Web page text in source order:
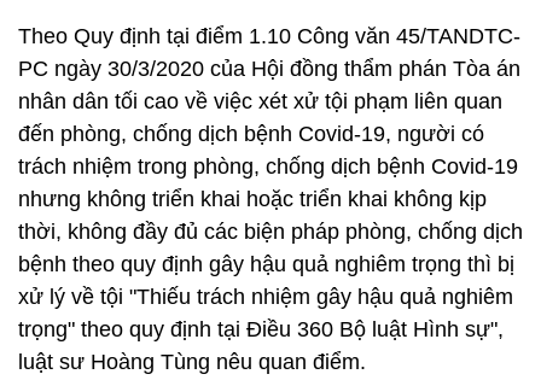
Theo Quy định tại điểm 1.10 Công văn 45/TANDTC-
PC ngày 30/3/2020 của Hội đồng thẩm phán Tòa án
nhân dân tối cao về việc xét xử tội phạm liên quan
đến phòng, chống dịch bệnh Covid-19, người có
trách nhiệm trong phòng, chống dịch bệnh Covid-19
nhưng không triển khai hoặc triển khai không kịp
thời, không đầy đủ các biện pháp phòng, chống dịch
bệnh theo quy định gây hậu quả nghiêm trọng thì bị
xử lý về tội "Thiếu trách nhiệm gây hậu quả nghiêm
trọng" theo quy định tại Điều 360 Bộ luật Hình sự",
luật sư Hoàng Tùng nêu quan điểm.